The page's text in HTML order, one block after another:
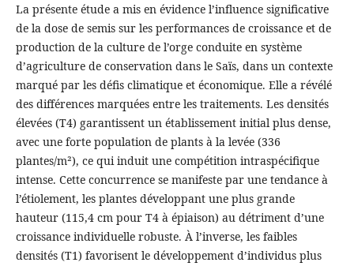
La présente étude a mis en évidence l’influence significative
de la dose de semis sur les performances de croissance et de
production de la culture de l’orge conduite en système
d’agriculture de conservation dans le Saïs, dans un contexte
marqué par les défis climatique et économique. Elle a révélé
des différences marquées entre les traitements. Les densités
élevées (T4) garantissent un établissement initial plus dense,
avec une forte population de plants à la levée (336
plantes/m²), ce qui induit une compétition intraspécifique
intense. Cette concurrence se manifeste par une tendance à
l’étiolement, les plantes développant une plus grande
hauteur (115,4 cm pour T4 à épiaison) au détriment d’une
croissance individuelle robuste. À l’inverse, les faibles
densités (T1) favorisent le développement d’individus plus